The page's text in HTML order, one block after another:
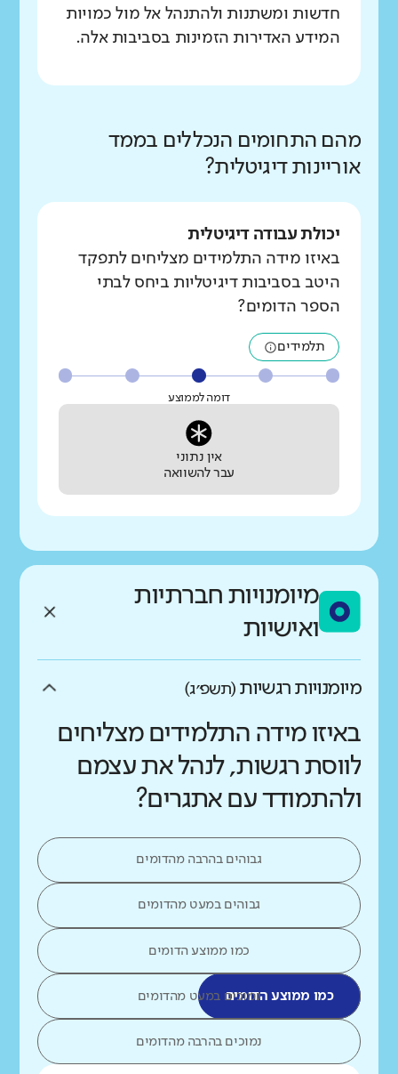
חדשות ומשתנות ולהתנהל אל מול כמויות
המידע האדירות הזמינות בסביבות אלה.
מהם התחומים הנכללים בממד
אוריינות דיגיטלית?
יכולת עבודה דיגיטלית
באיזו מידה התלמידים מצליחים לתפקד
היטב בסביבות דיגיטליות ביחס לבתי
הספר הדומים?
תלמידים
דומה לממוצע
אין נתוני
עבר להשוואה
מיומנויות חברתיות
ואישיות
מיומנויות רגשיות (תשפ״ג)
באיזו מידה התלמידים מצליחים
לווסת רגשות, לנהל את עצמם
ולהתמודד עם אתגרים?
גבוהים בהרבה מהדומים
גבוהים במעט מהדומים
כמו ממוצע הדומים
כמו ממוצע הדומיםנמוכים במעט מהדומים
נמוכים בהרבה מהדומים